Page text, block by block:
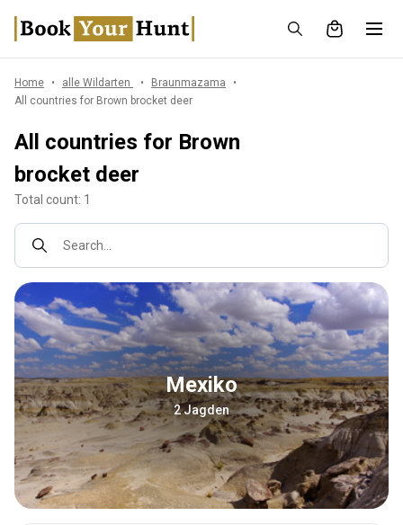
Home alle Wildarten
Braunmazama
All countries for Brown brocket deer
All countries for Brown
brocket deer
Total count: 1
Search...
Mexiko
2 Jagden